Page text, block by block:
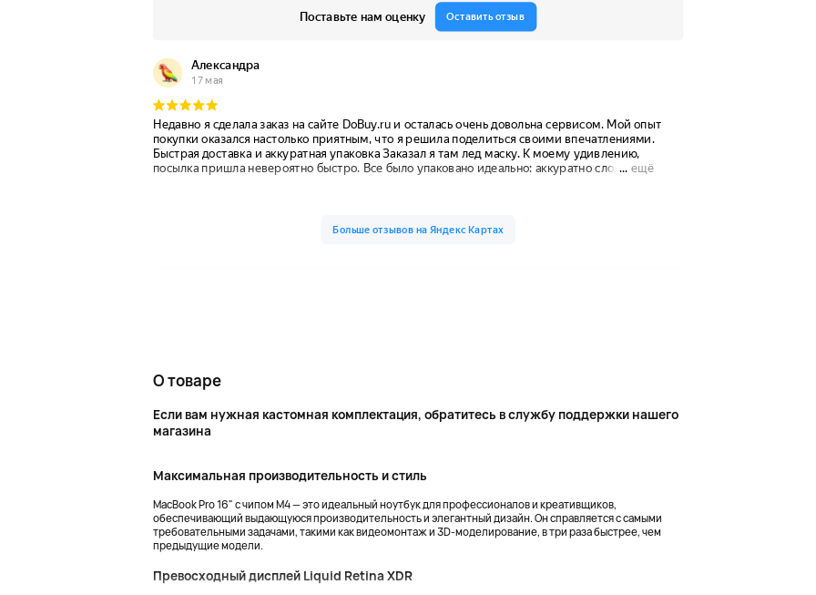
О товаре
Если вам нужная кастомная комплектация, обратитесь в службу поддержки нашего
магазина
Максимальная производительность и стиль
MacBook Pro 16" с чипом M4 — это идеальный ноутбук для профессионалов и креативщиков,
обеспечивающий выдающуюся производительность и элегантный дизайн. Он справляется с самыми
требовательными задачами, такими как видеомонтаж и 3D-моделирование, в три раза быстрее, чем
предыдущие модели.
Превосходный дисплей Liquid Retina XDR